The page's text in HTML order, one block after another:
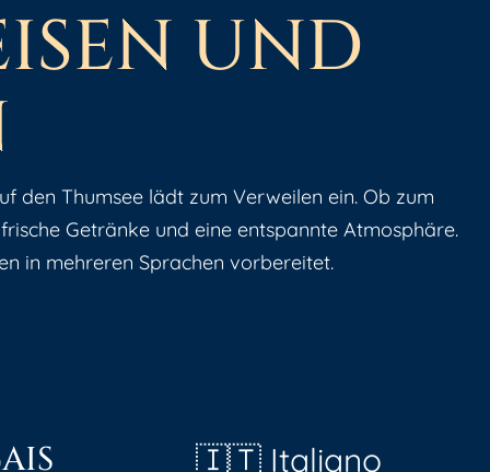
ISEN UND
den Thumsee lädt zum Verweilen ein. Ob zum
Getränke und eine entspannte Atmosphäre.
in mehreren Sprachen vorbereitet.
🇮🇹 Italiano